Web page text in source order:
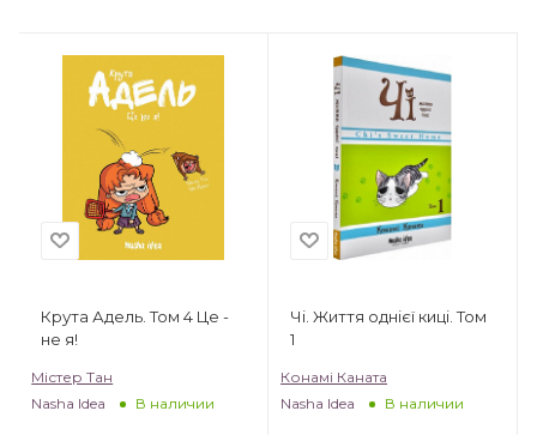
Крута Адель. Том 4 Це -
не я!
Містер Тан
Nasha Idea
В наличии
Чі. Життя однієї киці. Том
1
Конамі Каната
Nasha Idea
В наличии